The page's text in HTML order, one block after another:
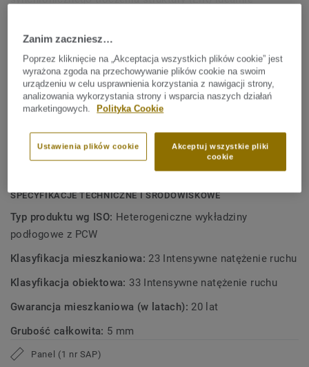
instalację, czyniąc tę kolekcję idealnym wyborem dla
szybkiego remontu lub renowacji.
Nowy, sztywniejszy rdzeń
Stabilność wymiarowa do 45 °C
Powłoka PUR ułatwiajca pielęgnację
20 lat gwarancji na użytkowanie domowe
Niezawodny system click
SPECYFIKACJE TECHNICZNE I ŚRODOWISKOWE
Typ produktu wg ISO: Heterogeniczne wykładziny
podłogowe z PCW
Klasyfikacja mieszkaniowa: 23 Intensywne natężenie ruchu
Klasyfikacja obiektowa: 33 Intensywne natężenie ruchu
Gwarancja mieszkaniowa (w latach): 20 lat
Grubość całkowita: 5 mm
Panel (1 nr SAP)
Zanim zaczniesz…
Poprzez kliknięcie na „Akceptacja wszystkich plików cookie” jest
wyrażona zgoda na przechowywanie plików cookie na swoim
urządzeniu w celu usprawnienia korzystania z nawigacji strony,
analizowania wykorzystania strony i wsparcia naszych działań
marketingowych.
Polityka Cookie
Akceptuj wszystkie pliki
cookie
Ustawienia plików cookie